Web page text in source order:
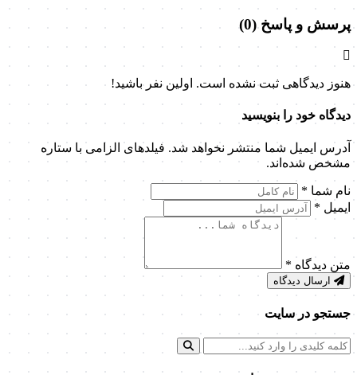
پرسش و پاسخ (0)
هنوز دیدگاهی ثبت نشده است. اولین نفر باشید!
دیدگاه خود را بنویسید
آدرس ایمیل شما منتشر نخواهد شد. فیلدهای الزامی با ستاره
مشخص شده‌اند.
نام شما *
ایمیل *
متن دیدگاه *
ارسال دیدگاه
جستجو در سایت